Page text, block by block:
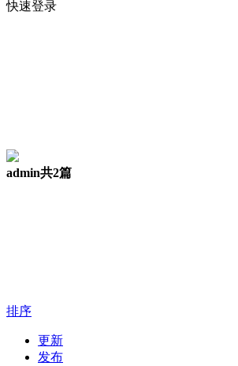
快速登录
admin共2篇
排序
更新
发布